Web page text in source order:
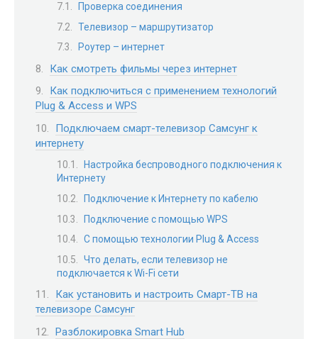
Проверка соединения
Телевизор – маршрутизатор
Роутер – интернет
Как смотреть фильмы через интернет
Как подключиться с применением технологий
Plug & Access и WPS
Подключаем смарт-телевизор Самсунг к
интернету
Настройка беспроводного подключения к
Интернету
Подключение к Интернету по кабелю
Подключение с помощью WPS
С помощью технологии Plug & Access
Что делать, если телевизор не
подключается к Wi-Fi сети
Как установить и настроить Смарт-ТВ на
телевизоре Самсунг
Разблокировка Smart Hub